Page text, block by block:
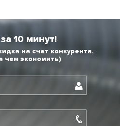
10 минут!
на счет конкурента,
чем экономить)